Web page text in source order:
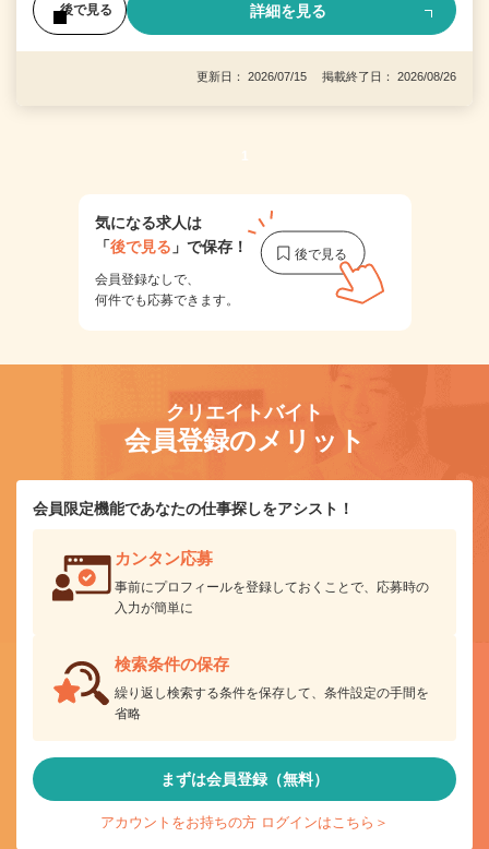
後で見る 詳細を見る
更新日： 2026/07/15 掲載終了日： 2026/08/26
1
気になる求人は
「後で見る 」で保存！
会員登録なしで、
何件でも応募できます。
クリエイトバイト
会員登録のメリット
会員限定機能であなたの仕事探しをアシスト！
カンタン応募
事前にプロフィールを登録しておくことで、応募時の
入力が簡単に
検索条件の保存
繰り返し検索する条件を保存して、条件設定の手間を
省略
まずは会員登録（無料）
アカウントをお持ちの方 ログインはこちら＞